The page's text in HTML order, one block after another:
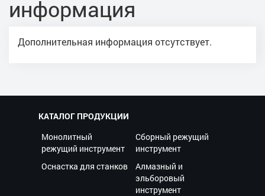
информация
Дополнительная информация отсутствует.
КАТАЛОГ ПРОДУКЦИИ
Монолитный
режущий инструмент
Сборный режущий
инструмент
Оснастка для станков
Алмазный и
эльборовый
инструмент